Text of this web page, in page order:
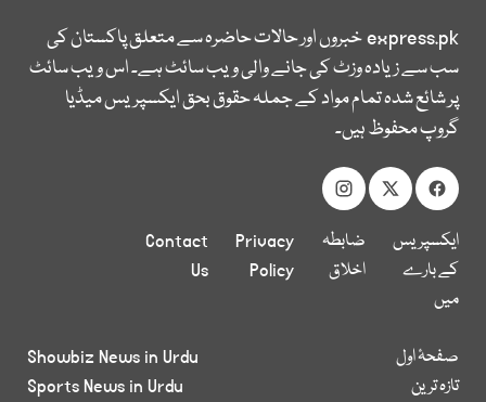
express.pkخبروں اور حالات حاضرہ سے متعلق پاکستان کی
سب سے زیادہ وزٹ کی جانے والی ویب سائٹ ہے۔ اس ویب سائٹ
پر شائع شدہ تمام مواد کے جملہ حقوق بحق ایکسپریس میڈیا
گروپ محفوظ ہیں۔
ایکسپریس
کے بارے
میں
ضابطہ
اخلاق
Privacy
Policy
Contact
Us
صفحۂ اول
تازہ ترین
Showbiz News in Urdu
Sports News in Urdu